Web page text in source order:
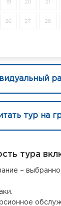
19 20 21
26 27 28
тур на
тура
–